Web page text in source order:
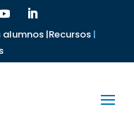
|Recursos |